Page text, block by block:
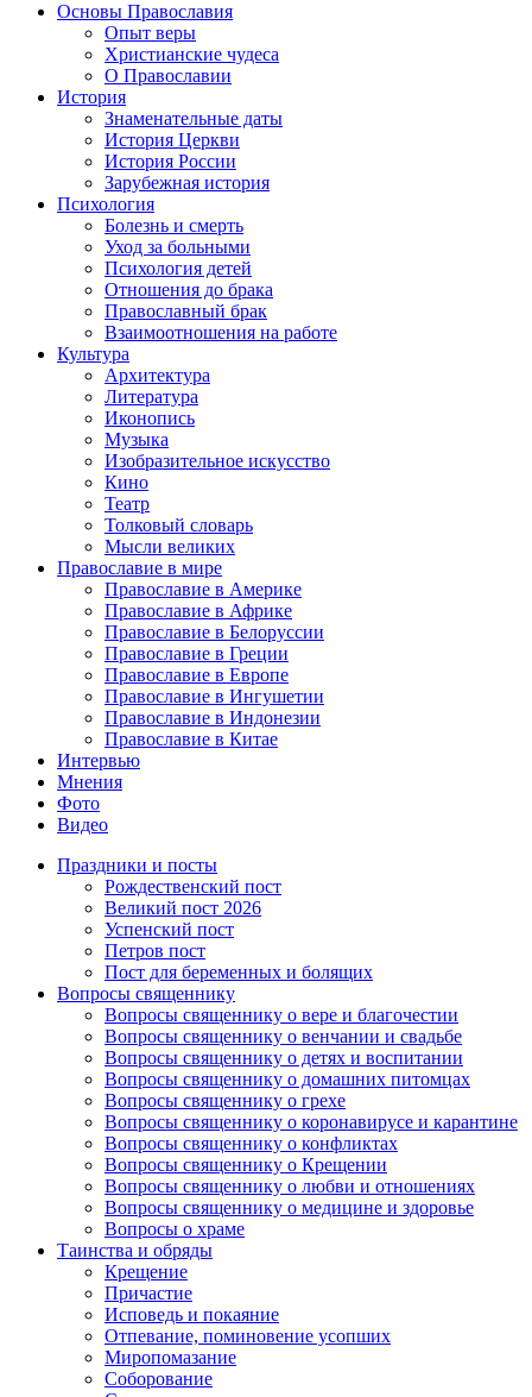
Основы Православия
Опыт веры
Христианские чудеса
О Православии
История
Знаменательные даты
История Церкви
История России
Зарубежная история
Психология
Болезнь и смерть
Уход за больными
Психология детей
Отношения до брака
Православный брак
Взаимоотношения на работе
Культура
Архитектура
Литература
Иконопись
Музыка
Изобразительное искусство
Кино
Театр
Толковый словарь
Мысли великих
Православие в мире
Православие в Америке
Православие в Африке
Православие в Белоруссии
Православие в Греции
Православие в Европе
Православие в Ингушетии
Православие в Индонезии
Православие в Китае
Интервью
Мнения
Фото
Видео
Праздники и посты
Рождественский пост
Великий пост 2026
Успенский пост
Петров пост
Пост для беременных и болящих
Вопросы священнику
Вопросы священнику о вере и благочестии
Вопросы священнику о венчании и свадьбе
Вопросы священнику о детях и воспитании
Вопросы священнику о домашних питомцах
Вопросы священнику о грехе
Вопросы священнику о коронавирусе и карантине
Вопросы священнику о конфликтах
Вопросы священнику о Крещении
Вопросы священнику о любви и отношениях
Вопросы священнику о медицине и здоровье
Вопросы о храме
Таинства и обряды
Крещение
Причастие
Исповедь и покаяние
Отпевание, поминовение усопших
Миропомазание
Соборование